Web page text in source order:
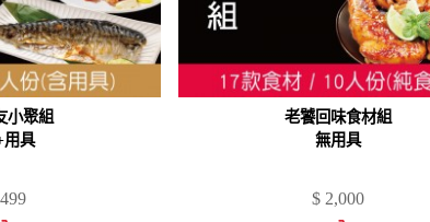
小聚組
用具
老饕回味食材組
無用具
$ 2,000